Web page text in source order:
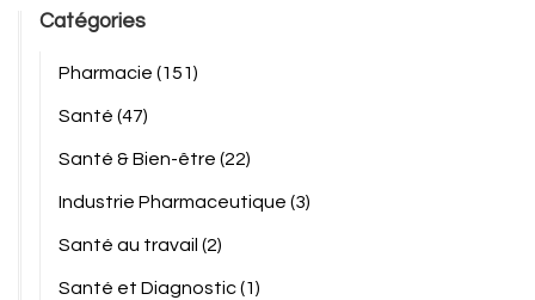
Catégories
Pharmacie (151)
Santé (47)
Santé & Bien-être (22)
Industrie Pharmaceutique (3)
Santé au travail (2)
Santé et Diagnostic(1)